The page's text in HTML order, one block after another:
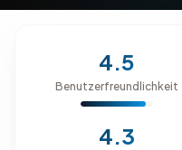
4.5
Benutzerfreundlichkeit
4.3